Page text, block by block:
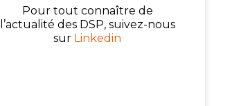
Pour tout connaître de
l’actualité des DSP, suivez-nous
sur Linkedin